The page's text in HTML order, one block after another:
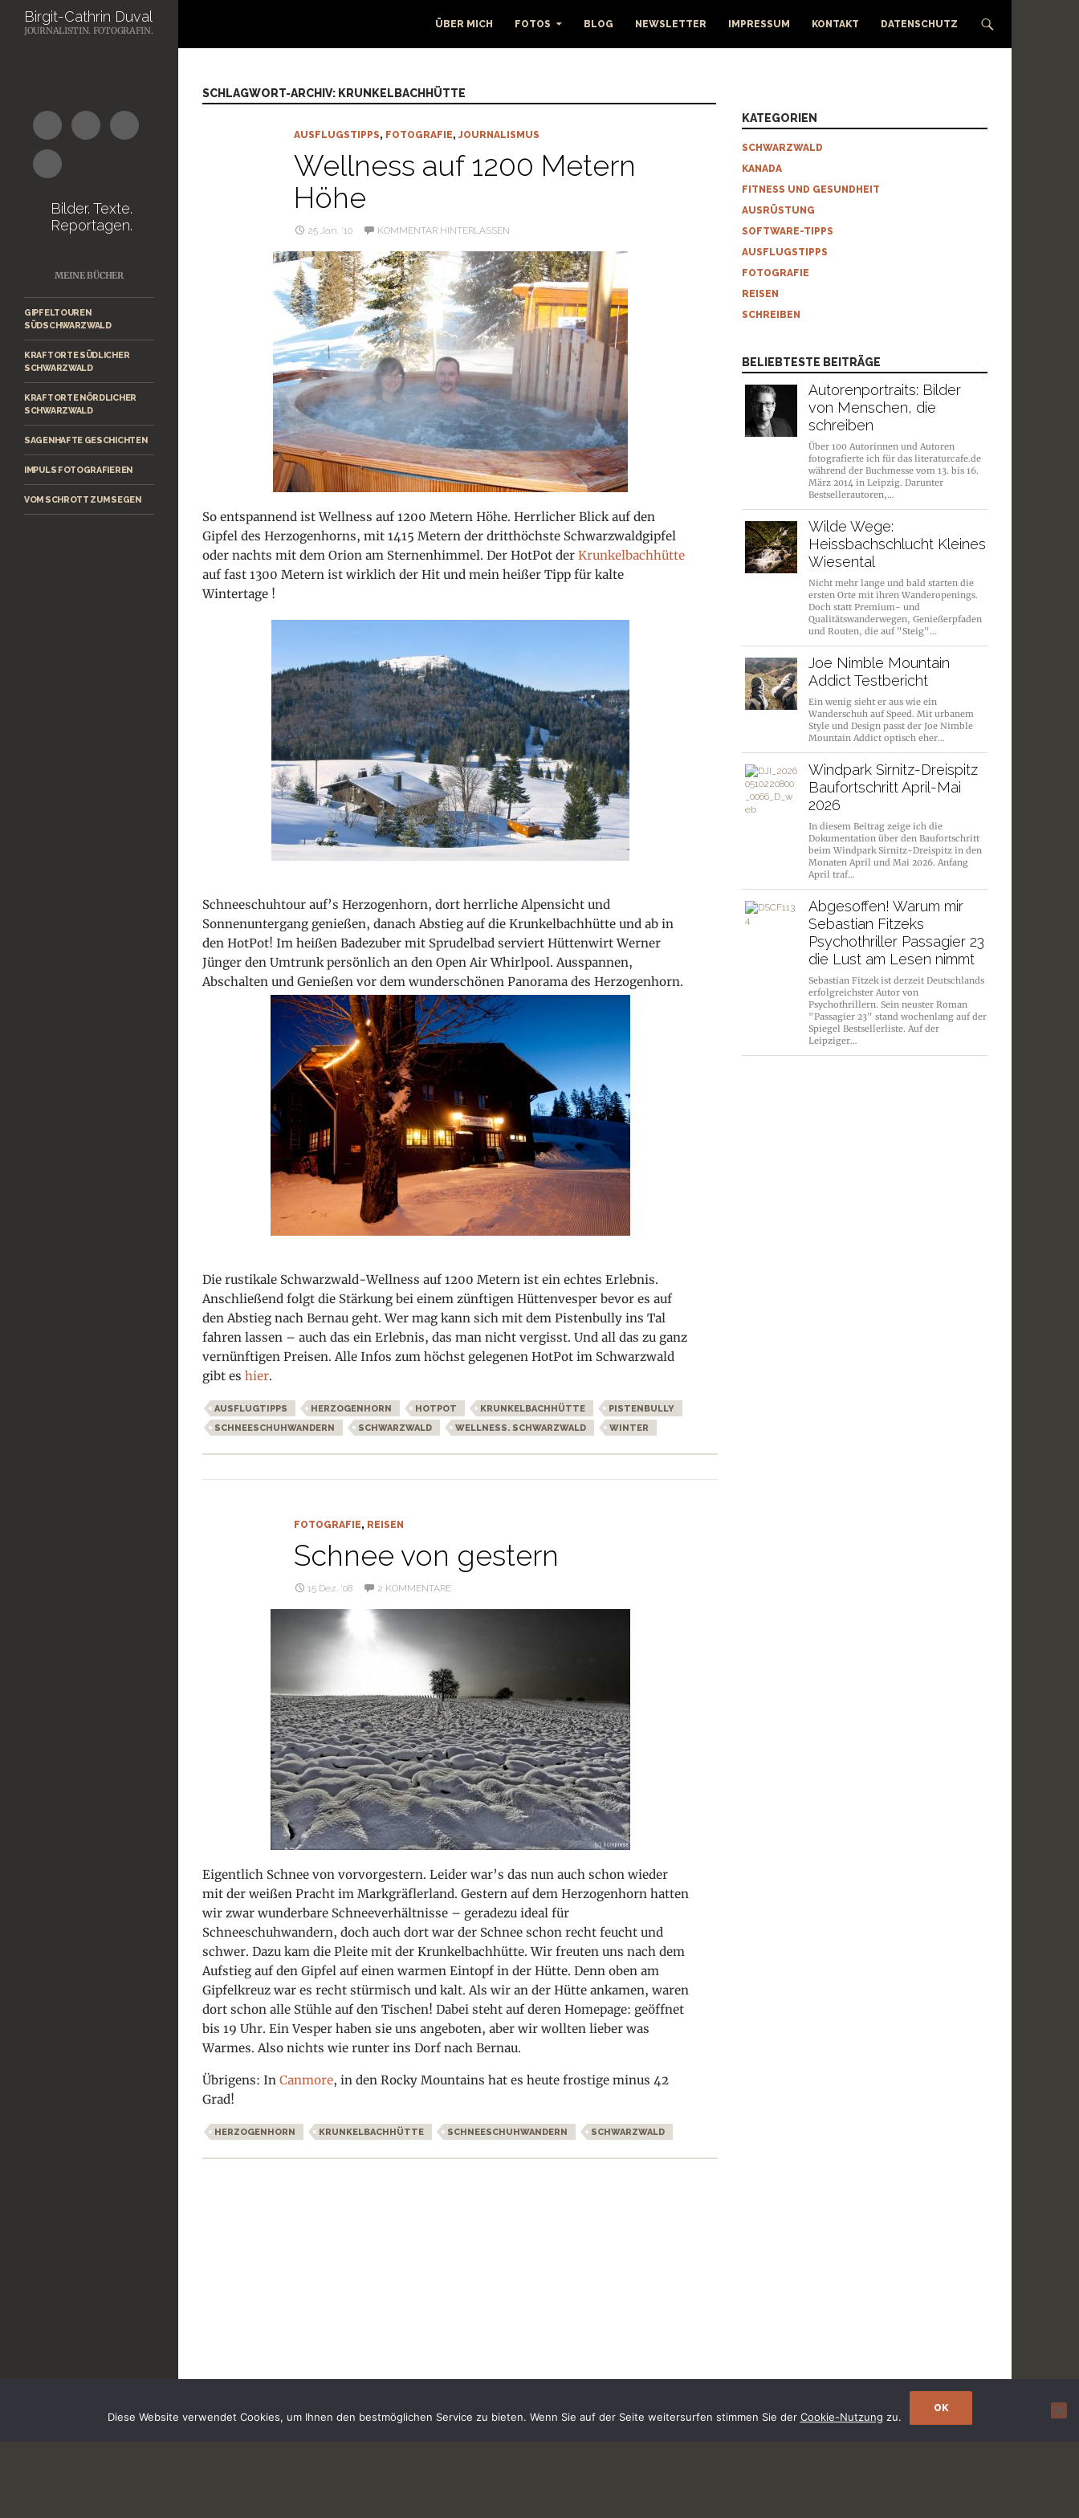
Suchen
ÜBER MICH FOTOS BLOG NEWSLETTER IMPRESSUM KONTAKT DATENSCHUTZ
SCHLAGWORT-ARCHIV: KRUNKELBACHHÜTTE
AUSFLUGSTIPPS, FOTOGRAFIE, JOURNALISMUS
Wellness auf 1200 Metern
Höhe
25 Jan. ’10 KOMMENTAR HINTERLASSEN
So entspannend ist Wellness auf 1200 Metern Höhe. Herrlicher Blick auf den
Gipfel des Herzogenhorns, mit 1415 Metern der dritthöchste Schwarzwaldgipfel
oder nachts mit dem Orion am Sternenhimmel. Der HotPot der Krunkelbachhütte
auf fast 1300 Metern ist wirklich der Hit und mein heißer Tipp für kalte
Wintertage !
Schneeschuhtour auf’s Herzogenhorn, dort herrliche Alpensicht und
Sonnenuntergang genießen, danach Abstieg auf die Krunkelbachhütte und ab in
den HotPot! Im heißen Badezuber mit Sprudelbad serviert Hüttenwirt Werner
Jünger den Umtrunk persönlich an den Open Air Whirlpool. Ausspannen,
Abschalten und Genießen vor dem wunderschönen Panorama des Herzogenhorn.
Die rustikale Schwarzwald-Wellness auf 1200 Metern ist ein echtes Erlebnis.
Anschließend folgt die Stärkung bei einem zünftigen Hüttenvesper bevor es auf
den Abstieg nach Bernau geht. Wer mag kann sich mit dem Pistenbully ins Tal
fahren lassen – auch das ein Erlebnis, das man nicht vergisst. Und all das zu ganz
vernünftigen Preisen. Alle Infos zum höchst gelegenen HotPot im Schwarzwald
gibt es hier.
AUSFLUGTIPPS HERZOGENHORN HOTPOT KRUNKELBACHHÜTTE
PISTENBULLY
SCHNEESCHUHWANDERN
SCHWARZWALD WELLNESS. SCHWARZWALD WINTER
FOTOGRAFIE, REISEN
Schnee von gestern
15 Dez. ’08 2 KOMMENTARE
Eigentlich Schnee von vorvorgestern. Leider war’s das nun auch schon wieder
mit der weißen Pracht im Markgräflerland. Gestern auf dem Herzogenhorn hatten
wir zwar wunderbare Schneeverhältnisse – geradezu ideal für
Schneeschuhwandern, doch auch dort war der Schnee schon recht feucht und
schwer. Dazu kam die Pleite mit der Krunkelbachhütte. Wir freuten uns nach dem
Aufstieg auf den Gipfel auf einen warmen Eintopf in der Hütte. Denn oben am
Gipfelkreuz war es recht stürmisch und kalt. Als wir an der Hütte ankamen, waren
dort schon alle Stühle auf den Tischen! Dabei steht auf deren Homepage: geöffnet
bis 19 Uhr. Ein Vesper haben sie uns angeboten, aber wir wollten lieber was
Warmes. Also nichts wie runter ins Dorf nach Bernau.
Übrigens: In Canmore, in den Rocky Mountains hat es heute frostige minus 42
Grad!
HERZOGENHORN KRUNKELBACHHÜTTE SCHNEESCHUHWANDERN SCHWARZWALD
KATEGORIEN
SCHWARZWALD
KANADA
FITNESS UND GESUNDHEIT
AUSRÜSTUNG
SOFTWARE-TIPPS
AUSFLUGSTIPPS
FOTOGRAFIE
REISEN
SCHREIBEN
BELIEBTESTE BEITRÄGE
Autorenportraits: Bilder
von Menschen, die
schreiben
Über 100 Autorinnen und Autoren
fotografierte ich für das literaturcafe.de
während der Buchmesse vom 13. bis 16.
März 2014 in Leipzig. Darunter
Bestsellerautoren,…
Wilde Wege:
Heissbachschlucht Kleines
Wiesental
Nicht mehr lange und bald starten die
ersten Orte mit ihren Wanderopenings.
Doch statt Premium- und
Qualitätswanderwegen, Genießerpfaden
und Routen, die auf "Steig"…
Joe Nimble Mountain
Addict Testbericht
Ein wenig sieht er aus wie ein
Wanderschuh auf Speed. Mit urbanem
Style und Design passt der Joe Nimble
Mountain Addict optisch eher…
Windpark Sirnitz-Dreispitz
Baufortschritt April-Mai
2026
In diesem Beitrag zeige ich die
Dokumentation über den Baufortschritt
beim Windpark Sirnitz-Dreispitz in den
Monaten April und Mai 2026. Anfang
April traf…
Abgesoffen! Warum mir
Sebastian Fitzeks
Psychothriller Passagier 23
die Lust am Lesen nimmt
Sebastian Fitzek ist derzeit Deutschlands
erfolgreichster Autor von
Psychothrillern. Sein neuster Roman
"Passagier 23" stand wochenlang auf der
Spiegel Bestsellerliste. Auf der
Leipziger…
Birgit-Cathrin Duval
JOURNALISTIN. FOTOGRAFIN.
Bilder. Texte.
Reportagen.
MEINE BÜCHER
GIPFELTOUREN
SÜDSCHWARZWALD
KRAFTORTE SÜDLICHER
SCHWARZWALD
KRAFTORTE NÖRDLICHER
SCHWARZWALD
SAGENHAFTE GESCHICHTEN
IMPULS FOTOGRAFIEREN
VOM SCHROTT ZUM SEGEN
Diese Website verwendet Cookies, um Ihnen den bestmöglichen Service zu bieten. Wenn Sie auf der Seite weitersurfen stimmen Sie der Cookie-Nutzung zu.
OK